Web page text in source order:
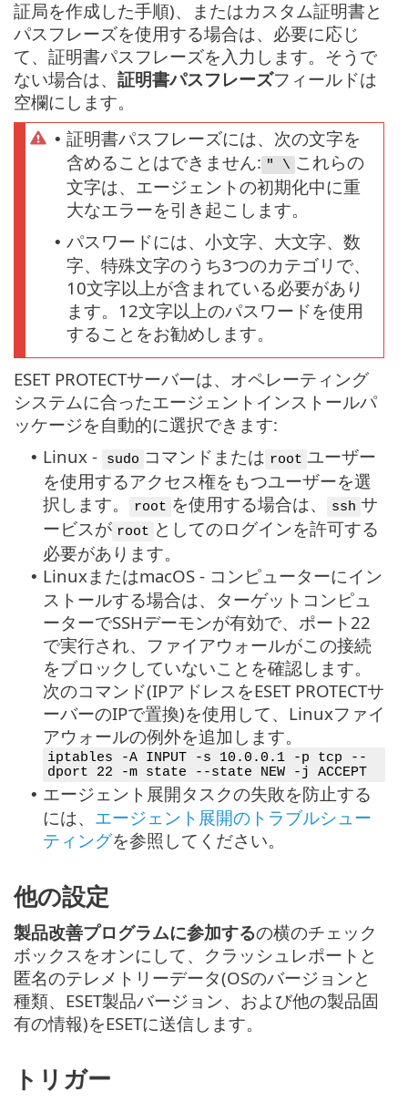
証局を作成した手順)、またはカスタム証明書と
パスフレーズを使用する場合は、必要に応じ
て、証明書パスフレーズを入力します。そうで
ない場合は、 証明書パスフレーズフィールドは
空欄にします。
• 証明書パスフレーズには、次の文字を
含めることはできません: " \ これらの
文字は、エージェントの初期化中に重
大なエラーを引き起こします。
• パスワードには、小文字、大文字、数
字、特殊文字のうち3つのカテゴリで、
10文字以上が含まれている必要があり
ます。12文字以上のパスワードを使用
することをお勧めします。
ESET PROTECTサーバーは、オペレーティング
システムに合ったエージェントインストールパ
ッケージを自動的に選択できます:
• Linux - sudo コマンドまたは root ユーザー
を使用するアクセス権をもつユーザーを選
択します。
root を使用する場合は、 ssh サ
ービスが root としてのログインを許可する
必要があります。
• LinuxまたはmacOS - コンピューターにイン
ストールする場合は、ターゲットコンピュ
ーターでSSHデーモンが有効で、ポート22
で実行され、ファイアウォールがこの接続
をブロックしていないことを確認します。
次のコマンド(IPアドレスをESET PROTECTサ
ーバーのIPで置換)を使用して、Linuxファイ
アウォールの例外を追加します。
iptables -A INPUT -s 10.0.0.1 -p tcp --
dport 22 -m state --state NEW -j ACCEPT
• エージェント展開タスクの失敗を防止する
には、 エージェント展開のトラブルシュー
ティングを参照してください。
他の設定
製品改善プログラムに参加するの横のチェック
ボックスをオンにして、クラッシュレポートと
匿名のテレメトリーデータ(OSのバージョンと
種類、ESET製品バージョン、および他の製品固
有の情報)をESETに送信します。
トリガー